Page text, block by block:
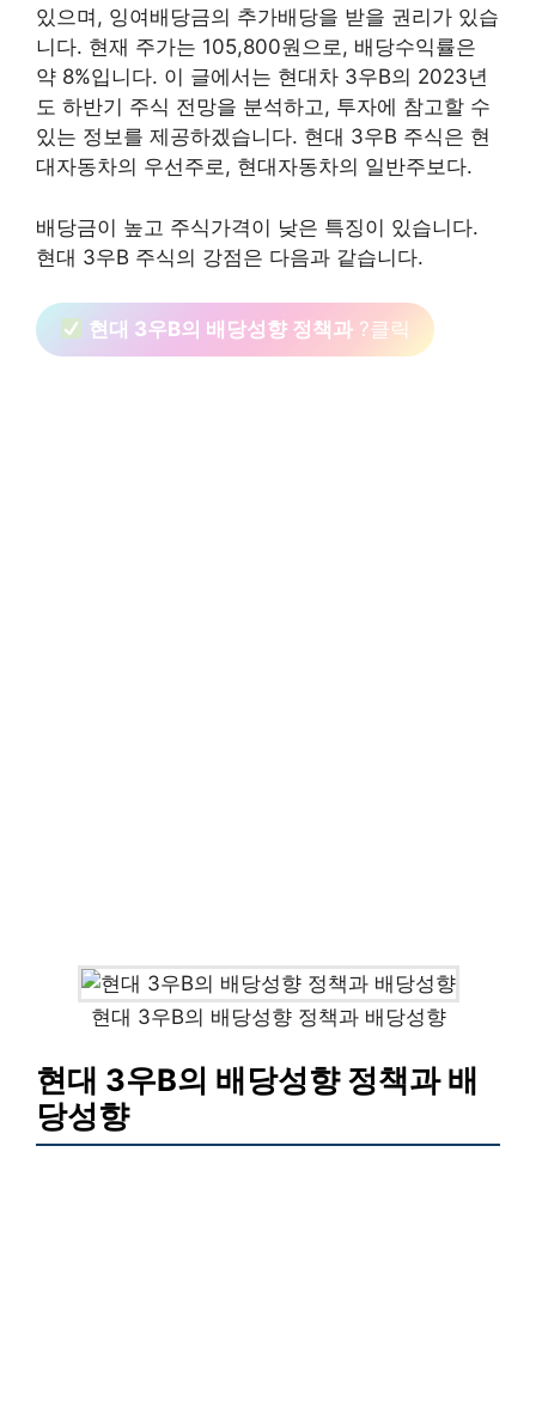
있으며, 잉여배당금의 추가배당을 받을 권리가 있습
니다. 현재 주가는 105,800원으로, 배당수익률은
약 8%입니다. 이 글에서는 현대차 3우B의 2023년
도 하반기 주식 전망을 분석하고, 투자에 참고할 수
있는 정보를 제공하겠습니다. 현대 3우B 주식은 현
대자동차의 우선주로, 현대자동차의 일반주보다.
배당금이 높고 주식가격이 낮은 특징이 있습니다.
현대 3우B 주식의 강점은 다음과 같습니다.
현대 3우B의 배당성향 정책과 ?클릭
현대 3우B의 배당성향 정책과 배당성향
현대 3우B의 배당성향 정책과 배
당성향